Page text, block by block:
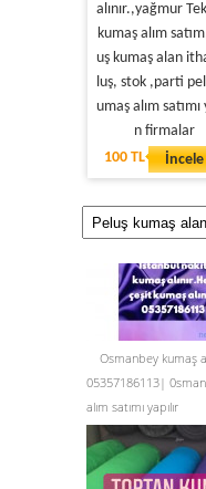
alınır.,yağmur
kumaş alım
uş kumaş alan
luş, stok ,parti
umaş alım satımı
n firmalar
100 TL
İncele
Osmanbey kumaş
05357186113|
alım satımı yapılır